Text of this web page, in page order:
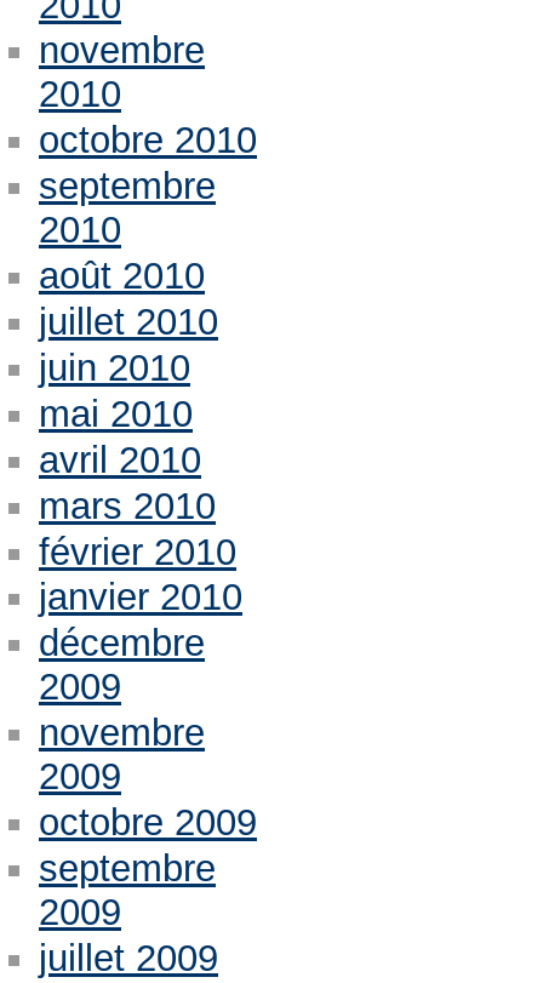
novembre
2010
octobre 2010
septembre
2010
août 2010
juillet 2010
juin 2010
mai 2010
avril 2010
mars 2010
février 2010
janvier 2010
décembre
2009
novembre
2009
octobre 2009
septembre
2009
juillet 2009